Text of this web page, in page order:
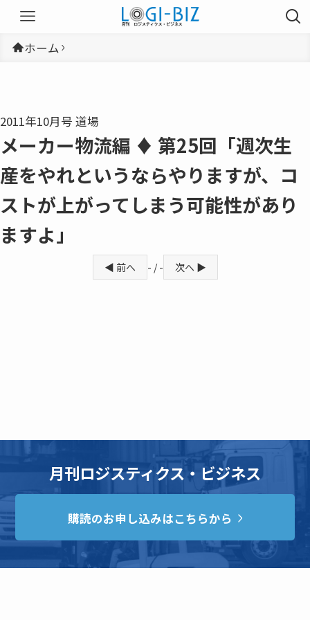
ホーム
2011年10月号 道場
メーカー物流編 ♦ 第25回「週次生
産をやれというならやりますが、コ
ストが上がってしまう可能性があり
ますよ」
◀ 前へ - / - 次へ ▶
月刊ロジスティクス・ビジネス
購読のお申し込みはこちらから